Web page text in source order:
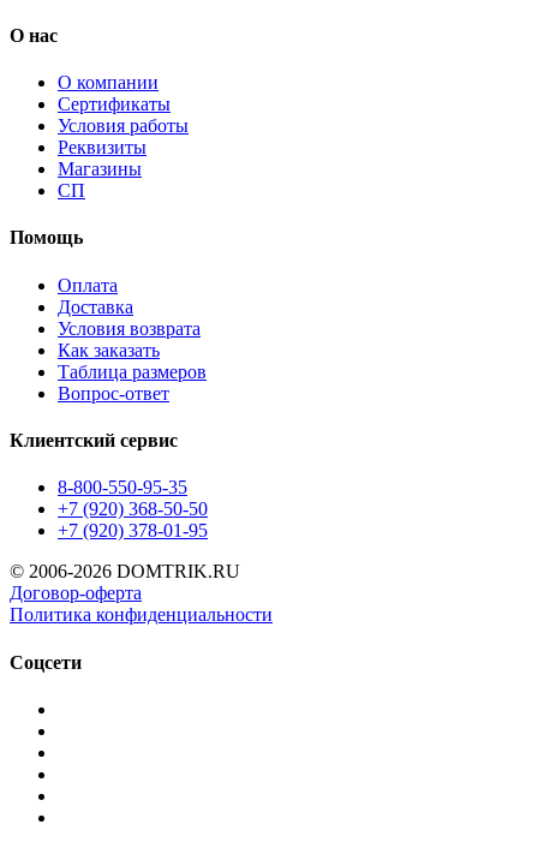
О нас
О компании
Сертификаты
Условия работы
Реквизиты
Магазины
СП
Помощь
Оплата
Доставка
Условия возврата
Как заказать
Таблица размеров
Вопрос-ответ
Клиентский сервис
8-800-550-95-35
+7 (920) 368-50-50
+7 (920) 378-01-95
© 2006-2026 DOMTRIK.RU
Договор-оферта
Политика конфиденциальности
Соцсети